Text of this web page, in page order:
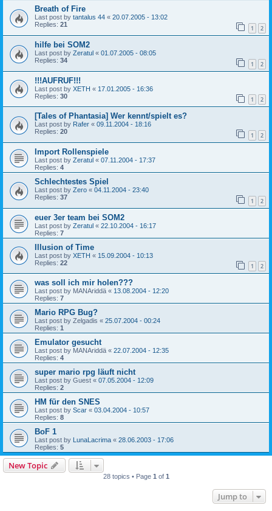
Breath of Fire
Last post by tantalus 44 « 20.07.2005 - 13:02
Replies: 21 1 2
hilfe bei SOM2
Last post by Zeratul « 01.07.2005 - 08:05
Replies: 34 1 2
!!!AUFRUF!!!
Last post by XETH « 17.01.2005 - 16:36
Replies: 30 1 2
[Tales of Phantasia] Wer kennt/spielt es?
Last post by Rafer « 09.11.2004 - 18:16
Replies: 20 1 2
Import Rollenspiele
Last post by Zeratul « 07.11.2004 - 17:37
Replies: 4
Schlechtestes Spiel
Last post by Zero « 04.11.2004 - 23:40
Replies: 37 1 2
euer 3er team bei SOM2
Last post by Zeratul « 22.10.2004 - 16:17
Replies: 7
Illusion of Time
Last post by XETH « 15.09.2004 - 10:13
Replies: 22 1 2
was soll ich mir holen???
Last post by MANAriddä « 13.08.2004 - 12:20
Replies: 7
Mario RPG Bug?
Last post by Zelgadis « 25.07.2004 - 00:24
Replies: 1
Emulator gesucht
Last post by MANAriddä « 22.07.2004 - 12:35
Replies: 4
super mario rpg läuft nicht
Last post by Guest « 07.05.2004 - 12:09
Replies: 2
HM für den SNES
Last post by Scar « 03.04.2004 - 10:57
Replies: 8
BoF 1
Last post by LunaLacrima « 28.06.2003 - 17:06
Replies: 5
New Topic
28 topics • Page 1 of 1
Jump to